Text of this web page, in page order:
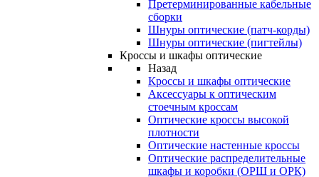
Претерминированные кабельные
сборки
Шнуры оптические (патч-корды)
Шнуры оптические (пигтейлы)
Кроссы и шкафы оптические
Назад
Кроссы и шкафы оптические
Аксессуары к оптическим
стоечным кроссам
Оптические кроссы высокой
плотности
Оптические настенные кроссы
Оптические распределительные
шкафы и коробки (ОРШ и ОРК)